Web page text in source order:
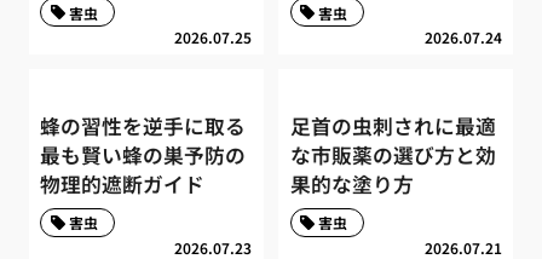
2026.07.25
害虫
2026.07.24
害虫
蜂の習性を逆手に取る
最も賢い蜂の巣予防の
物理的遮断ガイド
2026.07.23
害虫
足首の虫刺されに最適
な市販薬の選び方と効
果的な塗り方
2026.07.21
害虫